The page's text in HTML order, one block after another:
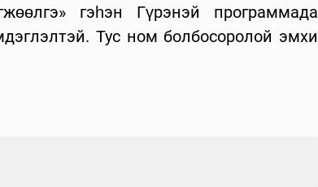
гэһэн Гүрэнэй программада
Тус ном болбосоролой эмхи